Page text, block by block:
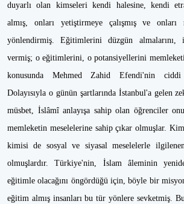
duyarlı olan kimseleri kendi halesine, kendi
almış, onları yetiştirmeye çalışmış ve onları
yönlendirmiş. Eğitimlerini düzgün almalarını,
vermiş; o eğitimlerini, o potansiyellerini
konusunda Mehmed Zahid Efendi'nin
Dolayısıyla o günün şartlarında İstanbul'a gelen
müsbet, İslâmî anlayışa sahip olan öğrenciler
memleketin meselelerine sahip çıkar olmuşlar.
kimisi de sosyal ve siyasal meselelerle
olmuşlardır. Türkiye'nin, İslam âleminin
eğitimle olacağını öngördüğü için, böyle bir misyon
eğitim almış insanları bu tür yönlere sevketmiş.